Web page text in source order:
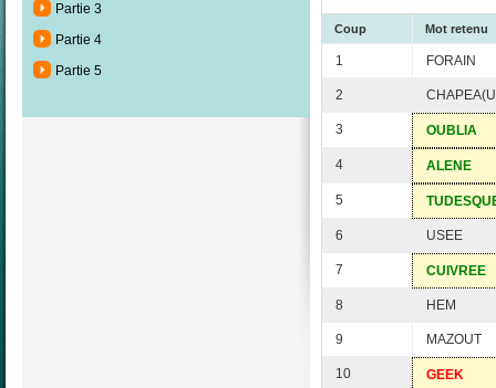
Partie 3
Partie 4
Partie 5
Coup Mot retenu
1 FORAIN
2
3 OUBLIA
4 ALENE
5
6 USEE
7 CUIVREE
8 HEM
9 MAZOUT
10 GEEK